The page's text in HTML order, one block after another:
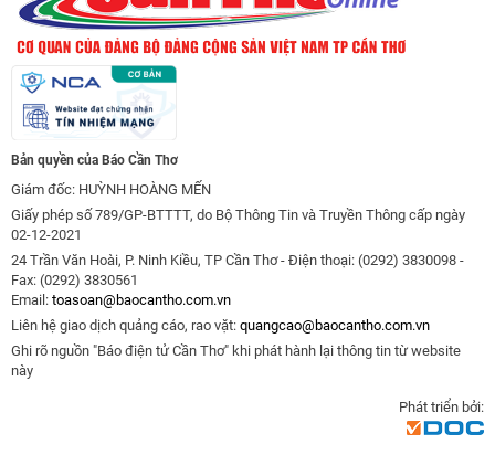
Bản quyền của Báo Cần Thơ
Giám đốc: HUỲNH HOÀNG MẾN
Giấy phép số 789/GP-BTTTT, do Bộ Thông Tin và Truyền Thông cấp ngày
02-12-2021
24 Trần Văn Hoài, P. Ninh Kiều, TP Cần Thơ - Điện thoại: (0292) 3830098 -
Fax: (0292) 3830561
Email: toasoan@baocantho.com.vn
Liên hệ giao dịch quảng cáo, rao vặt: quangcao@baocantho.com.vn
Ghi rõ nguồn "Báo điện tử Cần Thơ" khi phát hành lại thông tin từ website
này
Phát triển bởi: